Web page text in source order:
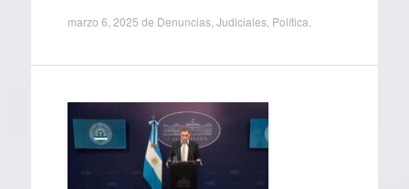
marzo 6, 2025 de Denuncias, Judiciales, Política